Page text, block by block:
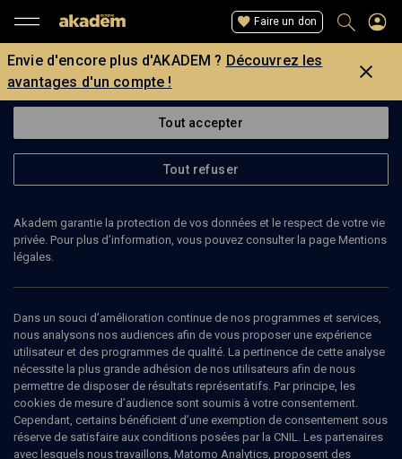
Faire un don
Envie d'encore plus d'AKADEM ? Découvrez les
avantages d'un compte !
Ajouter Partager J’aime
Tout accepter
Tout refuser
Akadem garantie la protection de vos données et le respect de votre vie
privée. Pour plus d’information, vous pouvez consulter la page Mentions
légales.
Dans un souci d’amélioration continue de nos programmes et services,
nous analysons nos audiences afin de vous proposer une expérience
utilisateur et des programmes de qualité. La pertinence de cette analyse
nécessite la plus grande adhésion de nos utilisateurs afin de nous
permettre de disposer de résultats représentatifs. Par principe, les
cookies de mesure d’audience sont soumis à votre consentement.
Cependant, certains bénéficient d’une exemption de consentement sous
réserve de satisfaire aux conditions posées par la CNIL. Les partenaires
avec lesquels nous travaillons, Matomo Analytics, proposent des